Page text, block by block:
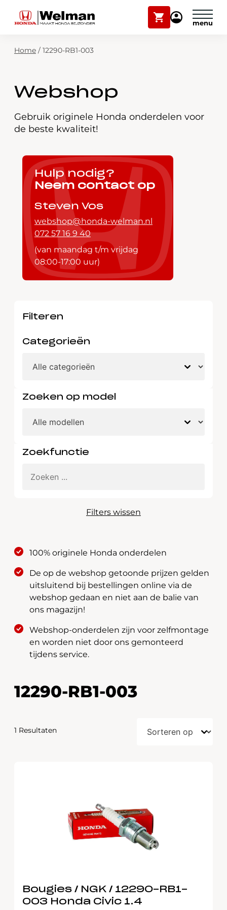
Winkelwagen
Mijn
Modellen
Over ons
Webshop
Contact
Zoekfunctie
Plan onderhoud
Mijn Honda Welman
Home / 12290-RB1-003
Webshop
Gebruik originele Honda onderdelen voor
de beste kwaliteit!
Hulp nodig?
Neem contact op
Steven Vos
webshop@honda-welman.nl
072 57 16 9 40
(van maandag t/m vrijdag
08:00-17:00 uur)
Filteren
Categorieën
Zoeken op model
Zoekfunctie
Filters wissen
100% originele Honda onderdelen
De op de webshop getoonde prijzen gelden
uitsluitend bij bestellingen online via de
webshop gedaan en niet aan de balie van
ons magazijn!
Webshop-onderdelen zijn voor zelfmontage
en worden niet door ons gemonteerd
tijdens service.
12290-RB1-003
1 Resultaten
Bougies / NGK / 12290-RB1-
003 Honda Civic 1.4